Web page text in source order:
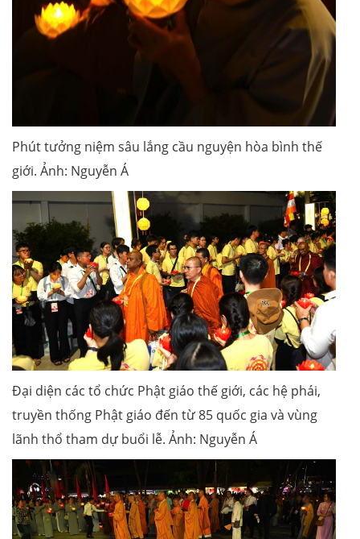
Phút tưởng niệm sâu lắng cầu nguyện hòa bình thế
giới. Ảnh: Nguyễn Á
Đại diện các tổ chức Phật giáo thế giới, các hệ phái,
truyền thống Phật giáo đến từ 85 quốc gia và vùng
lãnh thổ tham dự buổi lễ. Ảnh: Nguyễn Á